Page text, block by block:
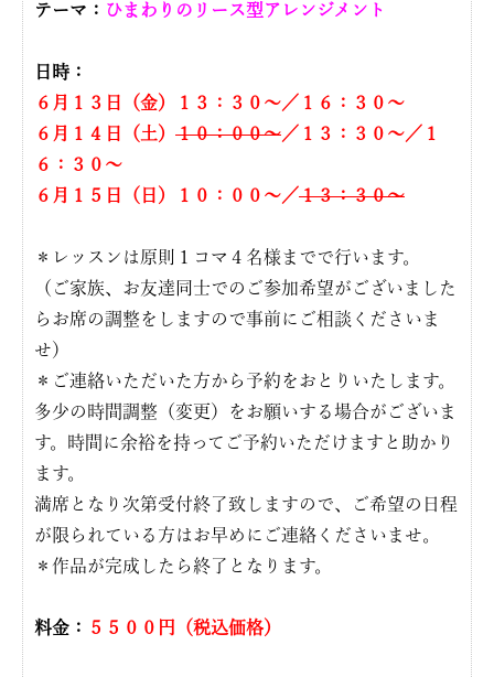
テーマ： ひまわりのリース型アレンジメント
日時：
６月１３日（金）１３：３０〜／１６：３０〜
６ 月１４日（土） １０：００〜／１３：３０〜／１
６：３０〜
６月１５日（日）１０：００〜／１３：３０〜
＊レッスンは原則１コマ４名様までで行います。
（ご家族、お友達同士でのご参加希望がございました
らお席の調整をしますので事前にご相談くださいま
せ）
＊ご連絡いただいた方から予約をおとりいたします。
多少の時間調整（変更）をお願いする場合がございま
す。時間に余裕を持ってご予約いただけますと助かり
ます。
満席となり次第受付終了致しますので、ご希望の日程
が限られている方はお早めにご連絡くださいませ。
＊作品が完成したら終了となります。
料金： ５５００円（税込価格）